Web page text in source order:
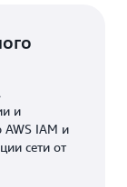
и
AWS IAM и
сети от